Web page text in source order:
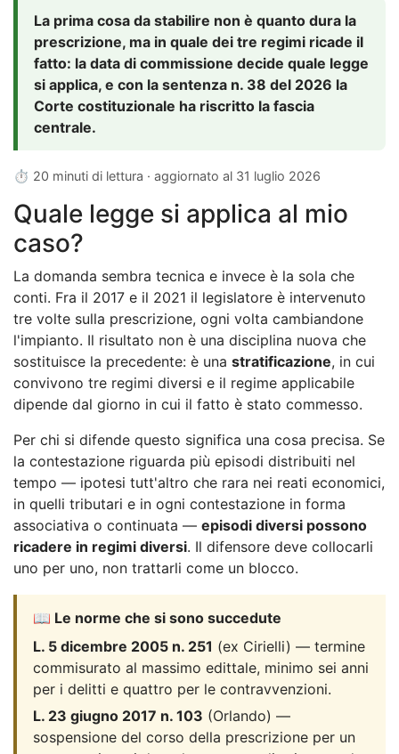
La prima cosa da stabilire non è quanto dura la
prescrizione, ma in quale dei tre regimi ricade il
fatto: la data di commissione decide quale legge
si applica, e con la sentenza n. 38 del 2026 la
Corte costituzionale ha riscritto la fascia
centrale.
⏱ 20 minuti di lettura · aggiornato al 31 luglio 2026
Quale legge si applica al mio
caso?
La domanda sembra tecnica e invece è la sola che
conti. Fra il 2017 e il 2021 il legislatore è intervenuto
tre volte sulla prescrizione, ogni volta cambiandone
l'impianto. Il risultato non è una disciplina nuova che
sostituisce la precedente: è una stratificazione, in cui
convivono tre regimi diversi e il regime applicabile
dipende dal giorno in cui il fatto è stato commesso.
Per chi si difende questo significa una cosa precisa. Se
la contestazione riguarda più episodi distribuiti nel
tempo — ipotesi tutt'altro che rara nei reati economici,
in quelli tributari e in ogni contestazione in forma
associativa o continuata — episodi diversi possono
ricadere in regimi diversi. Il difensore deve collocarli
uno per uno, non trattarli come un blocco.
📖 Le norme che si sono succedute
L. 5 dicembre 2005 n. 251 (ex Cirielli) — termine
commisurato al massimo edittale, minimo sei anni
per i delitti e quattro per le contravvenzioni.
L. 23 giugno 2017 n. 103 (Orlando) —
sospensione del corso della prescrizione per un